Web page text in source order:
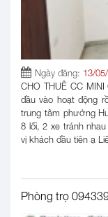
Ngày đăng: 13/
CHO THUÊ CC
đầu vào hoạt động
trung tâm phường
8 lối, 2 xe tránh
vị khách đầu tiên ạ
Phòng trọ